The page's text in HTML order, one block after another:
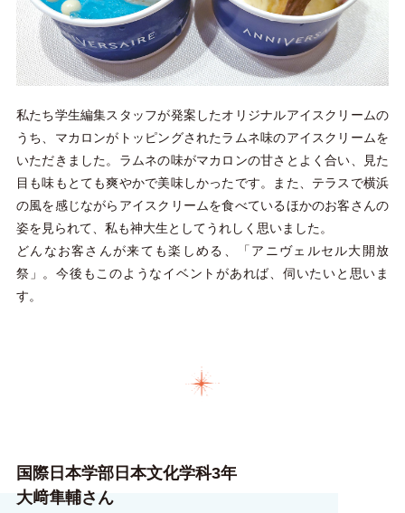
私たち学生編集スタッフが発案したオリジナルアイスクリームの
うち、マカロンがトッピングされたラムネ味のアイスクリームを
いただきました。ラムネの味がマカロンの甘さとよく合い、見た
目も味もとても爽やかで美味しかったです。また、テラスで横浜
の風を感じながらアイスクリームを食べているほかのお客さんの
姿を見られて、私も神大生としてうれしく思いました。
どんなお客さんが来ても楽しめる、「アニヴェルセル大開放
祭」。今後もこのようなイベントがあれば、伺いたいと思いま
す。
国際日本学部日本文化学科3年
大﨑隼輔さん